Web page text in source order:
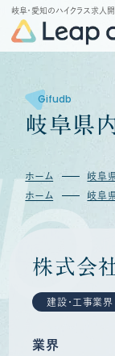
岐阜・愛知のハイクラス求人
Gifudb
岐阜県
ホーム 岐阜
ホーム
岐阜
株式会社
建設・工事業界
業界